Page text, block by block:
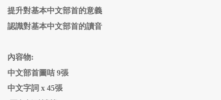
提升對基本中文部首的意義
認識對基本中文部首的讀音
內容物:
中文部首圖咭 9張
中文字詞 x 45張